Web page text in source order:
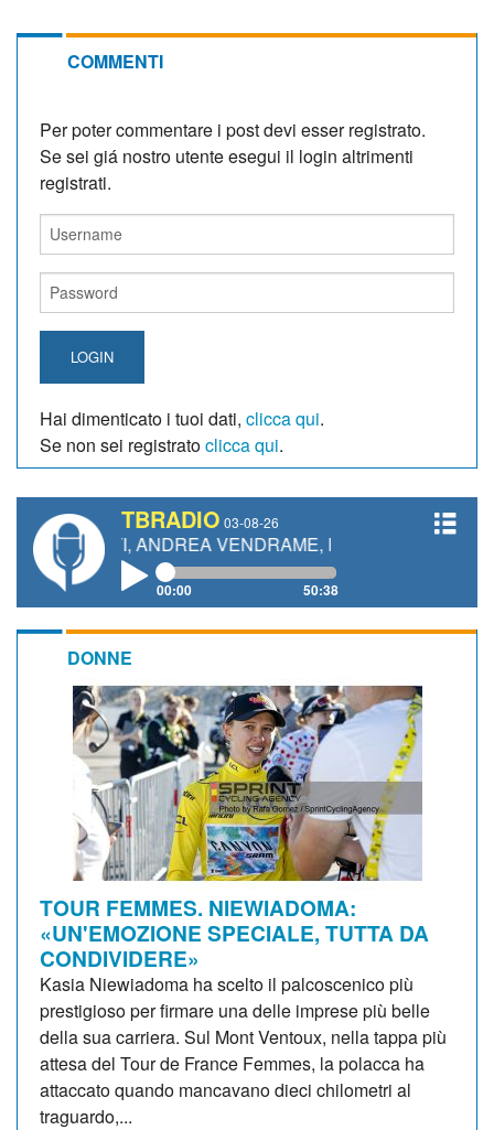
COMMENTI
Per poter commentare i post devi esser registrato.
Se sei giá nostro utente esegui il login altrimenti
registrati.
LOGIN
Hai dimenticato i tuoi dati, clicca qui.
Se non sei registratoclicca qui.
TBRADIO 03-08-26
ANDREA VENDRAME, FILIPPO FIORELLI
00:00 50:38
DONNE
TOUR FEMMES. NIEWIADOMA:
«UN'EMOZIONE SPECIALE, TUTTA DA
CONDIVIDERE»
Kasia Niewiadoma ha scelto il palcoscenico più
prestigioso per firmare una delle imprese più belle
della sua carriera. Sul Mont Ventoux, nella tappa più
attesa del Tour de France Femmes, la polacca ha
attaccato quando mancavano dieci chilometri al
traguardo,...